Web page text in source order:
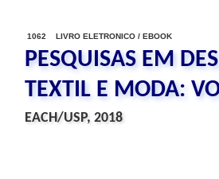
1062 LIVRO ELETRONICO / EBOOK
PESQUISAS EM
TEXTIL E MODA:
EACH/USP, 2018